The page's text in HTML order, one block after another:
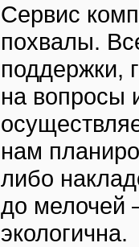
Сервис
похвалы.
поддержки,
на вопросы
нам
либо
до мелочей
экологична.